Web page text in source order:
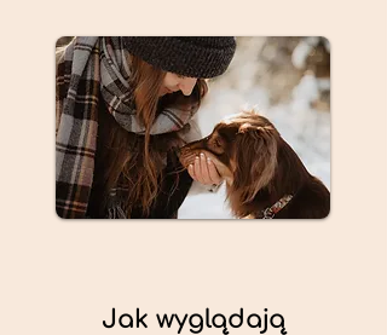
Jak wyglądają